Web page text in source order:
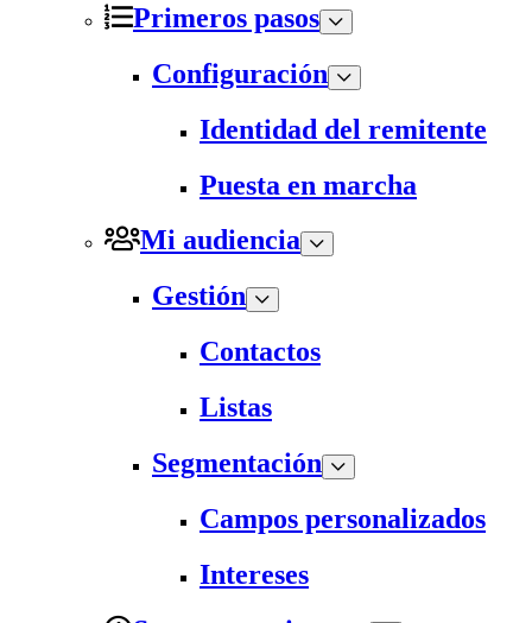
Primeros pasos
Configuración
Identidad del remitente
Puesta en marcha
Mi audiencia
Gestión
Contactos
Listas
Segmentación
Campos personalizados
Intereses